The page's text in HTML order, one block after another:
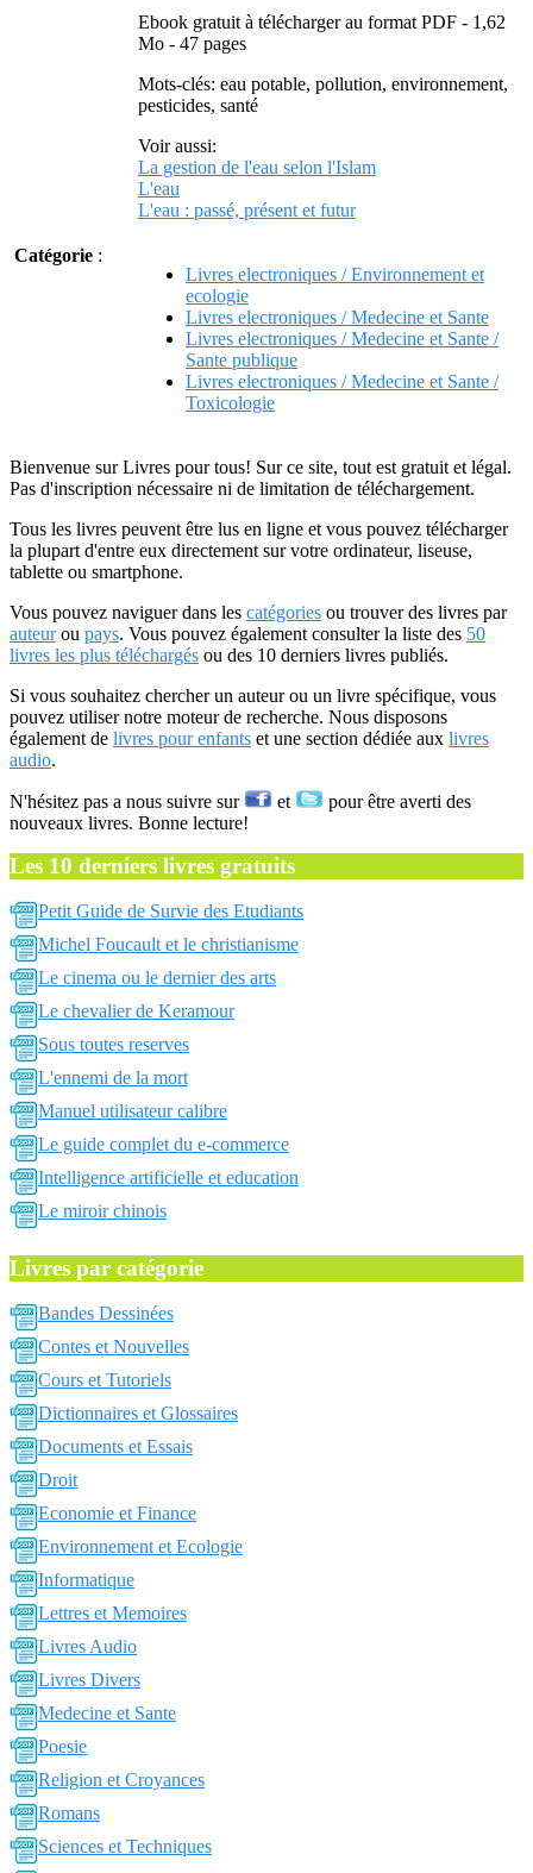
Ebook gratuit à télécharger au format PDF - 1,62
Mo - 47 pages
Mots-clés: eau potable, pollution, environnement,
pesticides, santé
Voir aussi:
La gestion de l'eau selon l'Islam
L'eau
L'eau : passé, présent et futur
Catégorie :
Livres electroniques / Environnement et
ecologie
Livres electroniques / Medecine et Sante
Livres electroniques / Medecine et Sante /
Sante publique
Livres electroniques / Medecine et Sante /
Toxicologie
Bienvenue sur Livres pour tous! Sur ce site, tout est gratuit et légal.
Pas d'inscription nécessaire ni de limitation de téléchargement.
Tous les livres peuvent être lus en ligne et vous pouvez télécharger
la plupart d'entre eux directement sur votre ordinateur, liseuse,
tablette ou smartphone.
Vous pouvez naviguer dans les catégories ou trouver des livres par
auteurou pays. Vous pouvez également consulter la liste des 50
livres les plus téléchargés ou des 10 derniers livres publiés.
Si vous souhaitez chercher un auteur ou un livre spécifique, vous
pouvez utiliser notre moteur de recherche. Nous disposons
également de livres pour enfants et une section dédiée aux livres
audio.
N'hésitez pas a nous suivre sur et
pour être averti des
nouveaux livres. Bonne lecture!
Les 10 derniers livres gratuits
Petit Guide de Survie des Etudiants
Michel Foucault et le christianisme
Le cinema ou le dernier des arts
Le chevalier de Keramour
Sous toutes reserves
L'ennemi de la mort
Manuel utilisateur calibre
Le guide complet du e-commerce
Intelligence artificielle et education
Le miroir chinois
Livres par catégorie
Bandes Dessinées
Contes et Nouvelles
Cours et Tutoriels
Dictionnaires et Glossaires
Documents et Essais
Droit
Economie et Finance
Environnement et Ecologie
Informatique
Lettres et Memoires
Livres Audio
Livres Divers
Medecine et Sante
Poesie
Religion et Croyances
Romans
Sciences et Techniques